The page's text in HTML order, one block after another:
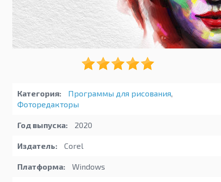
Категория: Программы для рисования,
Фоторедакторы
Год выпуска: 2020
Издатель: Corel
Платформа: Windows